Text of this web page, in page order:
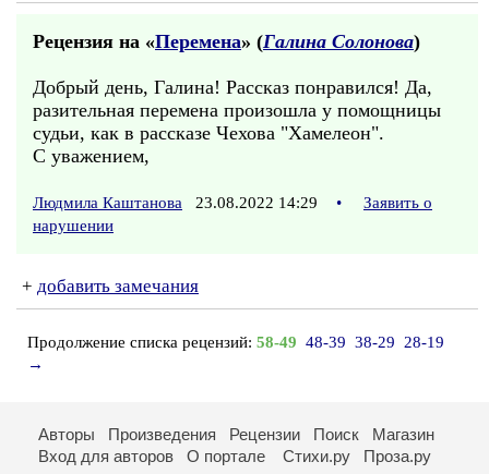
Рецензия на «Перемена» (Галина Солонова)
Добрый день, Галина! Рассказ понравился! Да,
разительная перемена произошла у помощницы
судьи, как в рассказе Чехова "Хамелеон".
С уважением,
Людмила Каштанова 23.08.2022 14:29 •
Заявить о
нарушении
+ добавить замечания
Продолжение списка рецензий: 58-49 48-39 38-29
28-19
→
Авторы Произведения Рецензии Поиск
Магазин
Вход для авторов
О портале Стихи.ру Проза.ру